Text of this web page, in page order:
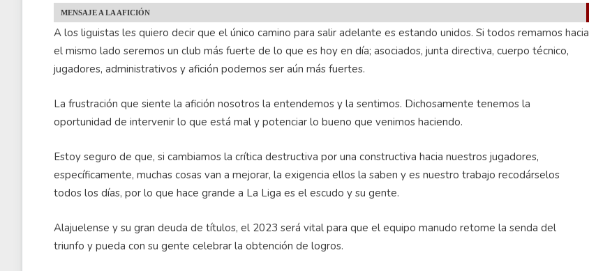
MENSAJE A LA AFICIÓN
A los liguistas les quiero decir que el único camino para salir adelante es estando unidos. Si todos remamos hacia
el mismo lado seremos un club más fuerte de lo que es hoy en día; asociados, junta directiva, cuerpo técnico,
jugadores, administrativos y afición podemos ser aún más fuertes.
La frustración que siente la afición nosotros la entendemos y la sentimos. Dichosamente tenemos la
oportunidad de intervenir lo que está mal y potenciar lo bueno que venimos haciendo.
Estoy seguro de que, si cambiamos la crítica destructiva por una constructiva hacia nuestros jugadores,
específicamente, muchas cosas van a mejorar, la exigencia ellos la saben y es nuestro trabajo recodárselos
todos los días, por lo que hace grande a La Liga es el escudo y su gente.
Alajuelense y su gran deuda de títulos, el 2023 será vital para que el equipo manudo retome la senda del
triunfo y pueda con su gente celebrar la obtención de logros.